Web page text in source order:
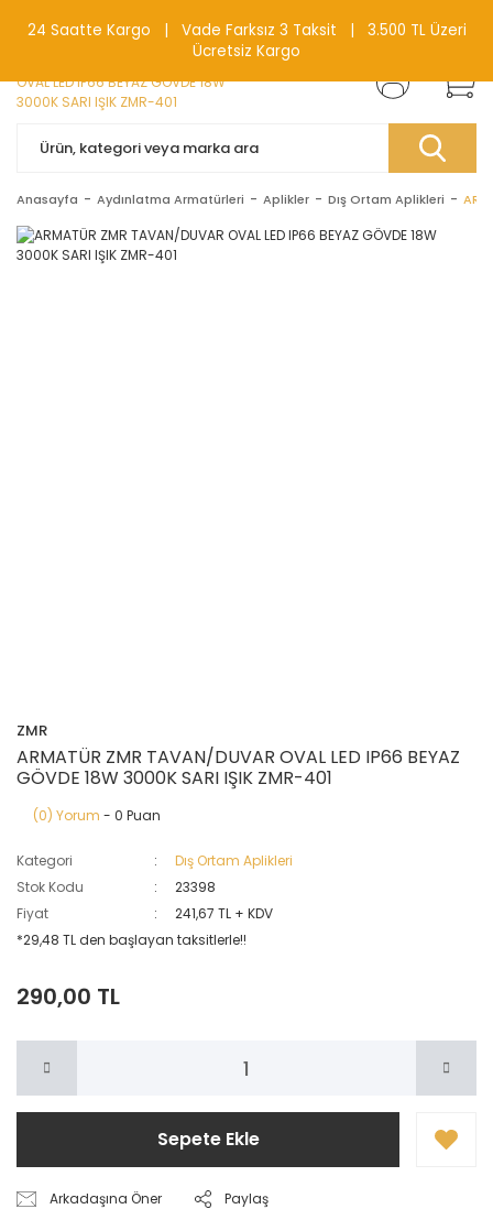
0(212) 240 87 88
Anasayfa Aydınlatma Armatürleri Aplikler Dış Ortam Aplikleri
ZMR
ARMATÜR ZMR TAVAN/DUVAR OVAL LED IP66 BEYAZ
GÖVDE 18W 3000K SARI IŞIK ZMR-401
(0) Yorum - 0 Puan
Kategori
Dış Ortam Aplikleri
Stok Kodu
23398
Fiyat
241,67 TL + KDV
*29,48 TL den başlayan taksitlerle!!
290,00 TL
Sepete Ekle
Arkadaşına Öner Paylaş
24 Saatte Kargo | Vade Farksız 3 Taksit | 3.500 TL Üzeri
Ücretsiz Kargo